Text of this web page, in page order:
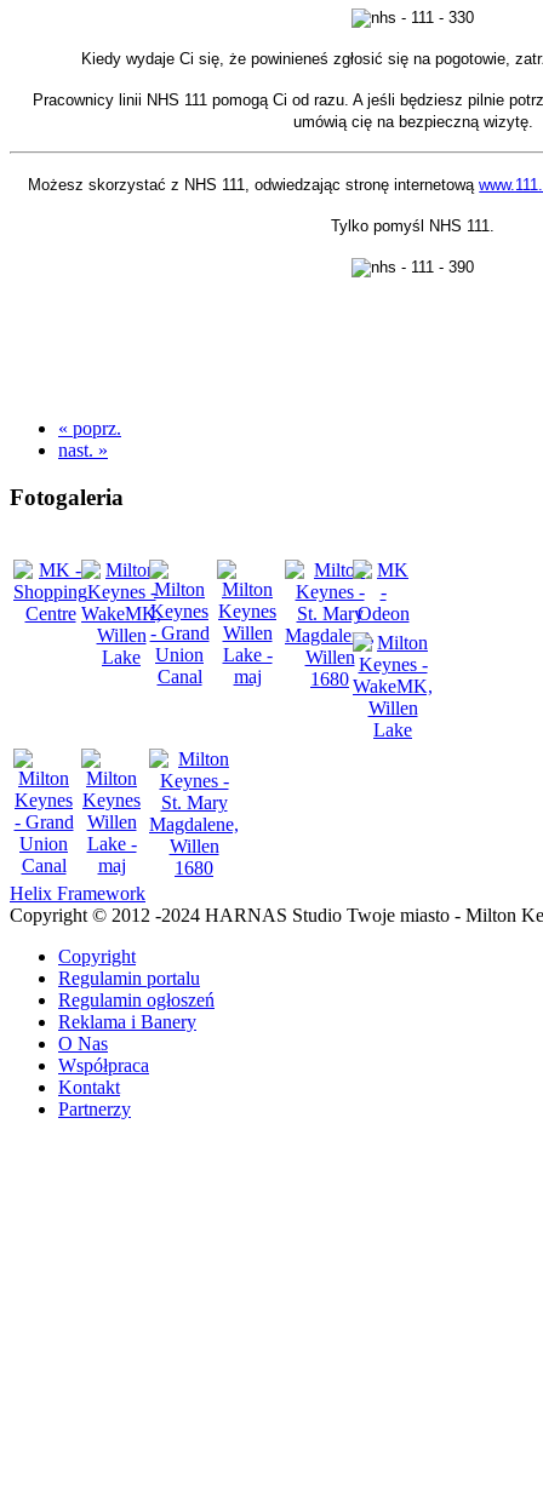
Kiedy wydaje Ci się, że powinieneś zgłosić się na pogotowie,
Pracownicy linii NHS 111 pomogą Ci od razu. A jeśli będziesz pilnie
umówią cię na bezpieczną wizytę.
Możesz skorzystać z NHS 111, odwiedzając stronę internetową
Tylko pomyśl NHS 111.
« poprz.
nast. »
Fotogaleria
Helix Framework
Copyright © 2012 -2024 HARNAS Studio Twoje miasto - Milton
Copyright
Regulamin portalu
Regulamin ogłoszeń
Reklama i Banery
O Nas
Współpraca
Kontakt
Partnerzy